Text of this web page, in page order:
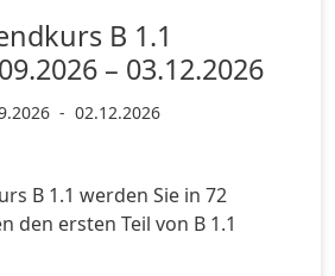
B 1.1
– 03.12.2026
- 02.12.2026
B 1.1 werden Sie in 72
den ersten Teil von B 1.1